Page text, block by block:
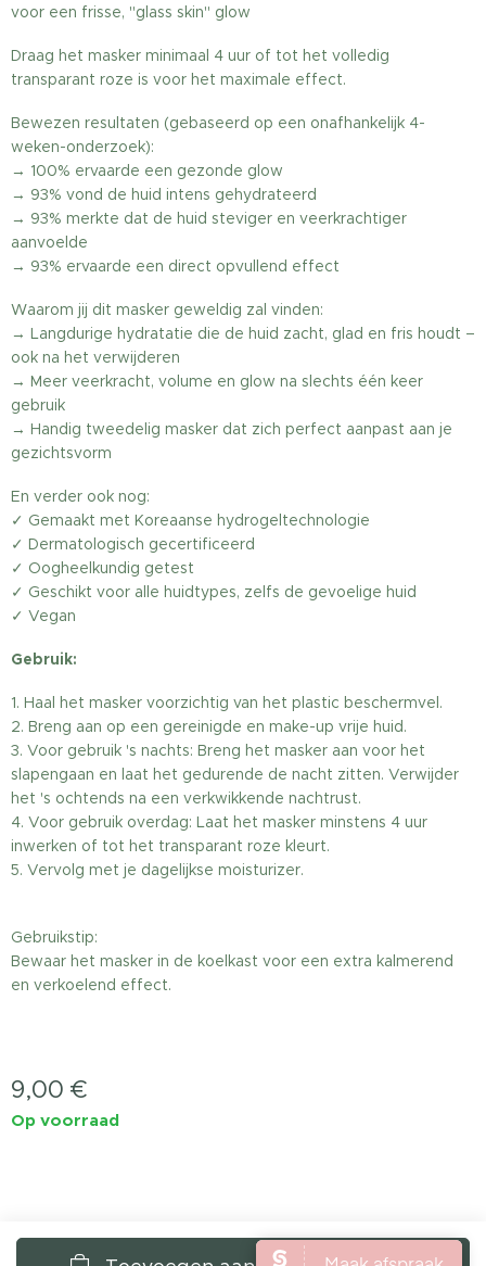
voor een frisse, "glass skin" glow
Draag het masker minimaal 4 uur of tot het volledig
transparant roze is voor het maximale effect.
Bewezen resultaten (gebaseerd op een onafhankelijk 4-
weken-onderzoek):
→ 100% ervaarde een gezonde glow
→ 93% vond de huid intens gehydrateerd
→ 93% merkte dat de huid steviger en veerkrachtiger
aanvoelde
→ 93% ervaarde een direct opvullend effect
Waarom jij dit masker geweldig zal vinden:
→ Langdurige hydratatie die de huid zacht, glad en fris houdt –
ook na het verwijderen
→ Meer veerkracht, volume en glow na slechts één keer
gebruik
→ Handig tweedelig masker dat zich perfect aanpast aan je
gezichtsvorm
En verder ook nog:
✓ Gemaakt met Koreaanse hydrogeltechnologie
✓ Dermatologisch gecertificeerd
✓ Oogheelkundig getest
✓ Geschikt voor alle huidtypes, zelfs de gevoelige huid
✓ Vegan
Gebruik:
1. Haal het masker voorzichtig van het plastic beschermvel.
2. Breng aan op een gereinigde en make-up vrije huid.
3. Voor gebruik 's nachts: Breng het masker aan voor het
slapengaan en laat het gedurende de nacht zitten. Verwijder
het 's ochtends na een verkwikkende nachtrust.
4. Voor gebruik overdag: Laat het masker minstens 4 uur
inwerken of tot het transparant roze kleurt.
5. Vervolg met je dagelijkse moisturizer.
Gebruikstip:
Bewaar het masker in de koelkast voor een extra kalmerend
en verkoelend effect.
9,00 €
Op voorraad